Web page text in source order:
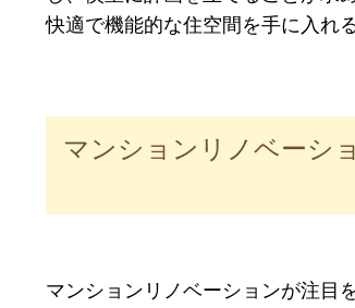
快適で機能的な住空間を手に入れ
マンションリノベーシ
マンションリノベーションが注目